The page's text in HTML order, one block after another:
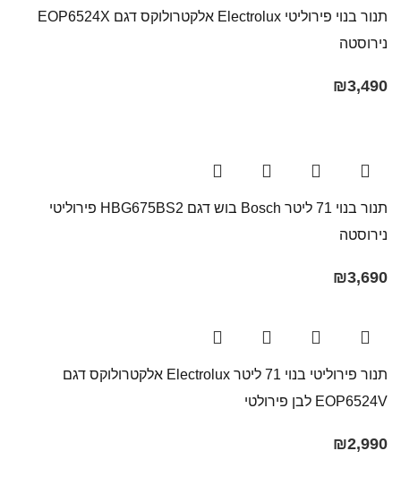
תנור בנוי פירוליטי Electrolux אלקטרולוקס דגם EOP6524X
נירוסטה
₪3,490
תנור בנוי 71 ליטר Bosch בוש דגם HBG675BS2 פירוליטי
נירוסטה
₪3,690
תנור פירוליטי בנוי 71 ליטר Electrolux​ אלקטרולוקס דגם
EOP6524V לבן פירולטי
₪2,990